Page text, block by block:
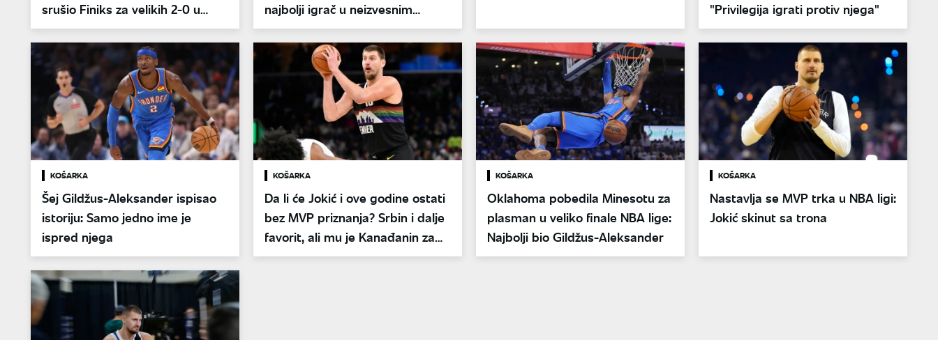
srušio Finiks za velikih 2-0 u
seriji
najbolji igrač u neizvesnim
završnicama
"Privilegija igrati protiv njega"
KOŠARKA
Šej Gildžus-Aleksander ispisao
istoriju: Samo jedno ime je
ispred njega
KOŠARKA
Da li će Jokić i ove godine ostati
bez MVP priznanja? Srbin i dalje
favorit, ali mu je Kanađanin za
petama
KOŠARKA
Oklahoma pobedila Minesotu za
plasman u veliko finale NBA lige:
Najbolji bio Gildžus-Aleksander
KOŠARKA
Nastavlja se MVP trka u NBA ligi:
Jokić skinut sa trona